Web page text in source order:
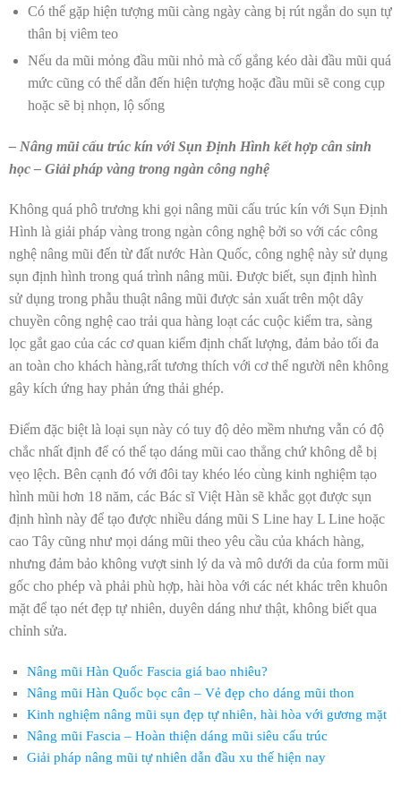
Có thể gặp hiện tượng mũi càng ngày càng bị rút ngắn do sụn tự
thân bị viêm teo
Nếu da mũi mỏng đầu mũi nhỏ mà cố gắng kéo dài đầu mũi quá
mức cũng có thể dẫn đến hiện tượng hoặc đầu mũi sẽ cong cụp
hoặc sẽ bị nhọn, lộ sống
– Nâng mũi cấu trúc kín với Sụn Định Hình kết hợp cân sinh
học – Giải pháp vàng trong ngàn công nghệ
Không quá phô trương khi gọi nâng mũi cấu trúc kín với Sụn Định
Hình là giải pháp vàng trong ngàn công nghệ bởi so với các công
nghệ nâng mũi đến từ đất nước Hàn Quốc, công nghệ này sử dụng
sụn định hình trong quá trình nâng mũi. Được biết, sụn định hình
sử dụng trong phẫu thuật nâng mũi được sản xuất trên một dây
chuyền công nghệ cao trải qua hàng loạt các cuộc kiểm tra, sàng
lọc gắt gao của các cơ quan kiểm định chất lượng, đảm bảo tối đa
an toàn cho khách hàng,rất tương thích với cơ thể người nên không
gây kích ứng hay phản ứng thải ghép.
Điểm đặc biệt là loại sụn này có tuy độ dẻo mềm nhưng vẫn có độ
chắc nhất định để có thể tạo dáng mũi cao thẳng chứ không dễ bị
vẹo lệch. Bên cạnh đó với đôi tay khéo léo cùng kinh nghiệm tạo
hình mũi hơn 18 năm, các Bác sĩ Việt Hàn sẽ khắc gọt được sụn
định hình này để tạo được nhiều dáng mũi S Line hay L Line hoặc
cao Tây cũng như mọi dáng mũi theo yêu cầu của khách hàng,
nhưng đảm bảo không vượt sinh lý da và mô dưới da của form mũi
gốc cho phép và phải phù hợp, hài hòa với các nét khác trên khuôn
mặt để tạo nét đẹp tự nhiên, duyên dáng như thật, không biết qua
chỉnh sửa.
Nâng mũi Hàn Quốc Fascia giá bao nhiêu?
Nâng mũi Hàn Quốc bọc cân – Vẻ đẹp cho dáng mũi thon
Kinh nghiệm nâng mũi sụn đẹp tự nhiên, hài hòa với gương mặt
Nâng mũi Fascia – Hoàn thiện dáng mũi siêu cấu trúc
Giải pháp nâng mũi tự nhiên dẫn đầu xu thế hiện nay